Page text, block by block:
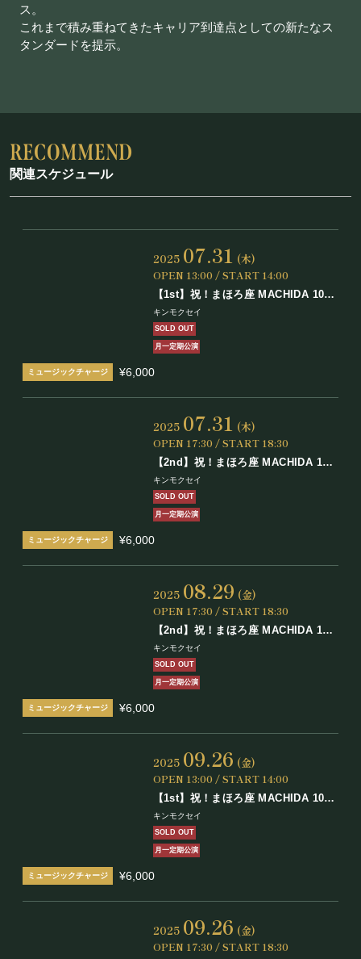
ス。
これまで積み重ねてきたキャリア到達点としての新たなス
タンダードを提示。
関連スケジュール
2025 07.31 (木)
OPEN 13:00 / START 14:00
【1st】祝！まほろ座 MACHIDA 10周
年！
月刊キンモクセイ 7月号
キンモクセイ
SOLD OUT
月一定期公演
¥6,000
2025 07.31 (木)
OPEN 17:30 / START 18:30
【2nd】祝！まほろ座 MACHIDA 10
周年！
月刊キンモクセイ 7月号
キンモクセイ
SOLD OUT
月一定期公演
¥6,000
2025 08.29 (金)
OPEN 17:30 / START 18:30
【2nd】祝！まほろ座 MACHIDA 10
周年！
月刊キンモクセイ 8月号
キンモクセイ
SOLD OUT
月一定期公演
¥6,000
2025 09.26 (金)
OPEN 13:00 / START 14:00
【1st】祝！まほろ座 MACHIDA 10周
年！月刊キンモクセイ 9月号
キンモクセイ
SOLD OUT
月一定期公演
¥6,000
2025 09.26 (金)
OPEN 17:30 / START 18:30